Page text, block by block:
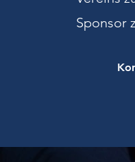
Sponsor